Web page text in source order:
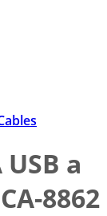
a
8862